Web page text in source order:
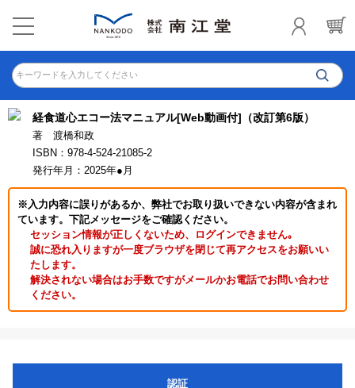
キーワードを入力してください
経食道心エコー法マニュアル[Web動画付]（改訂第6版）
著 渡橋和政
ISBN：978-4-524-21085-2
発行年月：2025年●月
※入力内容に誤りがあるか、弊社でお取り扱いできない内容が含まれ
ています。下記メッセージをご確認ください。
セッション情報が正しくないため、ログインできません｡
誠に恐れ入りますが一度ブラウザを閉じて再アクセスをお願いい
たします。
解決されない場合はお手数ですがメールかお電話でお問い合わせ
ください。
認証